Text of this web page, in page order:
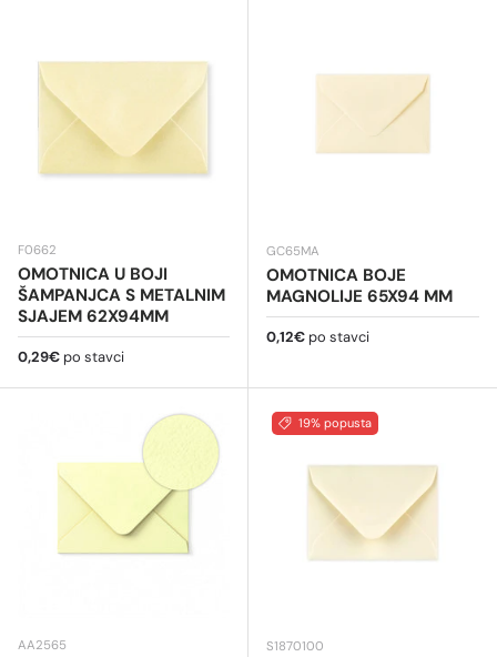
F0662
OMOTNICA U BOJI
ŠAMPANJCA S METALNIM
SJAJEM 62X94MM
Redovna cijena
0,29€ po stavci
GC65MA
OMOTNICA BOJE
MAGNOLIJE 65X94 MM
Redovna cijena
0,12€ po stavci
AA2565
19% popusta
S1870100